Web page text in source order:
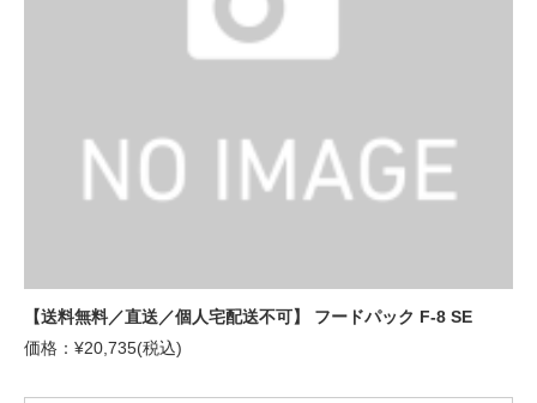
【送料無料／直送／個人宅配送不可】 フードパック F-8 SE
価格：¥20,735(税込)